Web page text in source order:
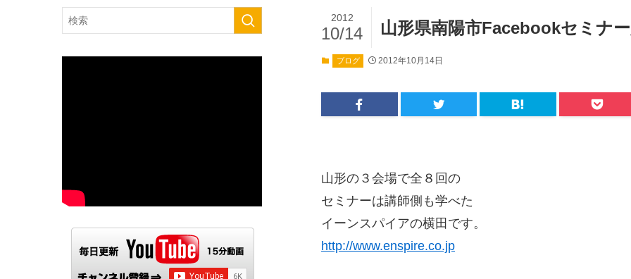
山形県南陽市Facebookセミナ
2012
10/14
ブログ 2012年10月14日
山形の３会場で全８回の
セミナーは講師側も学べた
イーンスパイアの横田です。
http://www.enspire.co.jp